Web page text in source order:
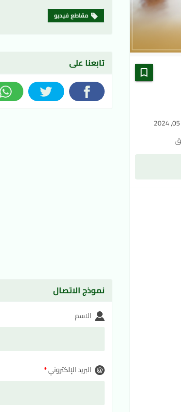
مقاطع فيديو
تابعنا على
نموذج الاتصال
الاسم
البريد الإلكتروني*